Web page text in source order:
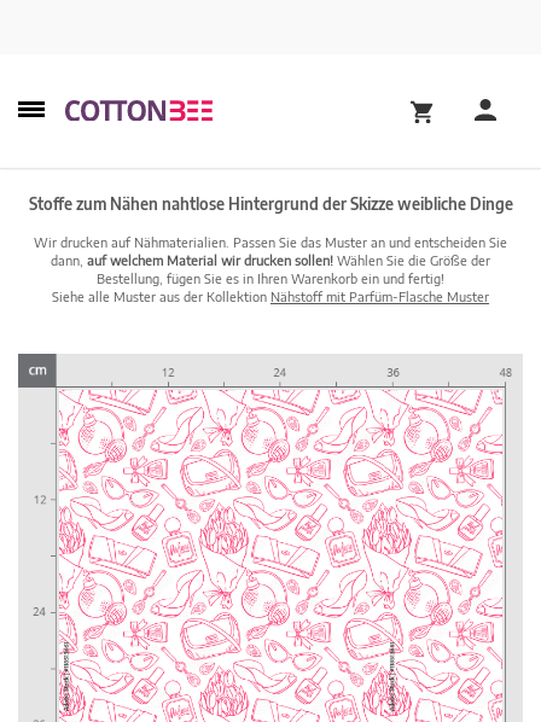
Stoffe zum Nähen nahtlose Hintergrund der Skizze weibliche Dinge
Wir drucken auf Nähmaterialien. Passen Sie das Muster an und entscheiden Sie
dann, auf welchem Material wir drucken sollen! Wählen Sie die Größe der
Bestellung, fügen Sie es in Ihren Warenkorb ein und fertig!
Siehe alle Muster aus der Kollektion Nähstoff mit Parfüm-Flasche Muster